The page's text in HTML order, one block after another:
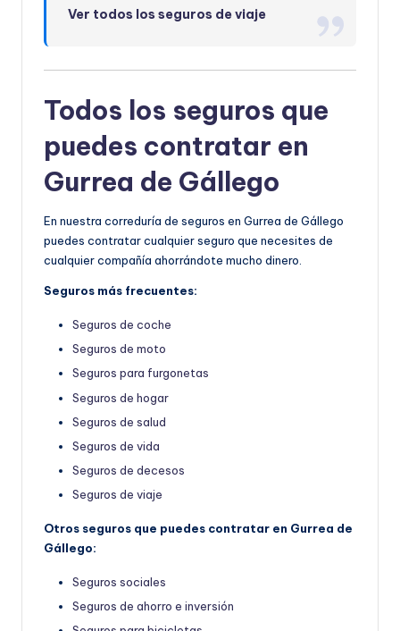
Ver todos los seguros de viaje
Todos los seguros que
puedes contratar en
Gurrea de Gállego
En nuestra correduría de seguros en Gurrea de Gállego
puedes contratar cualquier seguro que necesites de
cualquier compañía ahorrándote mucho dinero.
Seguros más frecuentes:
Seguros de coche
Seguros de moto
Seguros para furgonetas
Seguros de hogar
Seguros de salud
Seguros de vida
Seguros de decesos
Seguros de viaje
Otros seguros que puedes contratar en Gurrea de
Gállego:
Seguros sociales
Seguros de ahorro e inversión